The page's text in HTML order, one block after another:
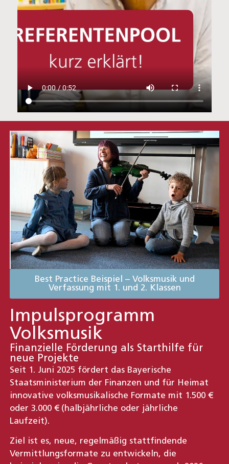
Best Practice Beispiel – Volksmusik und
Verfassung mit 1. und 2. Klassen
Impulsprogramm
Volksmusik
Finanzielle Förderung als Starthilfe für
neue Projekte
Seit 1. Juni 2025 fördert das Bayerische
Staatsministerium der Finanzen und für Heimat
innovative volksmusikalische Formate mit 1.500 €
oder 3.000 € (halbjährliche oder jährliche
Laufzeit).
Ziel ist es, neue, regelmäßig stattfindende
Vermittlungsformate zu entwickeln, die